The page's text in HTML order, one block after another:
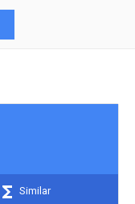
Similar